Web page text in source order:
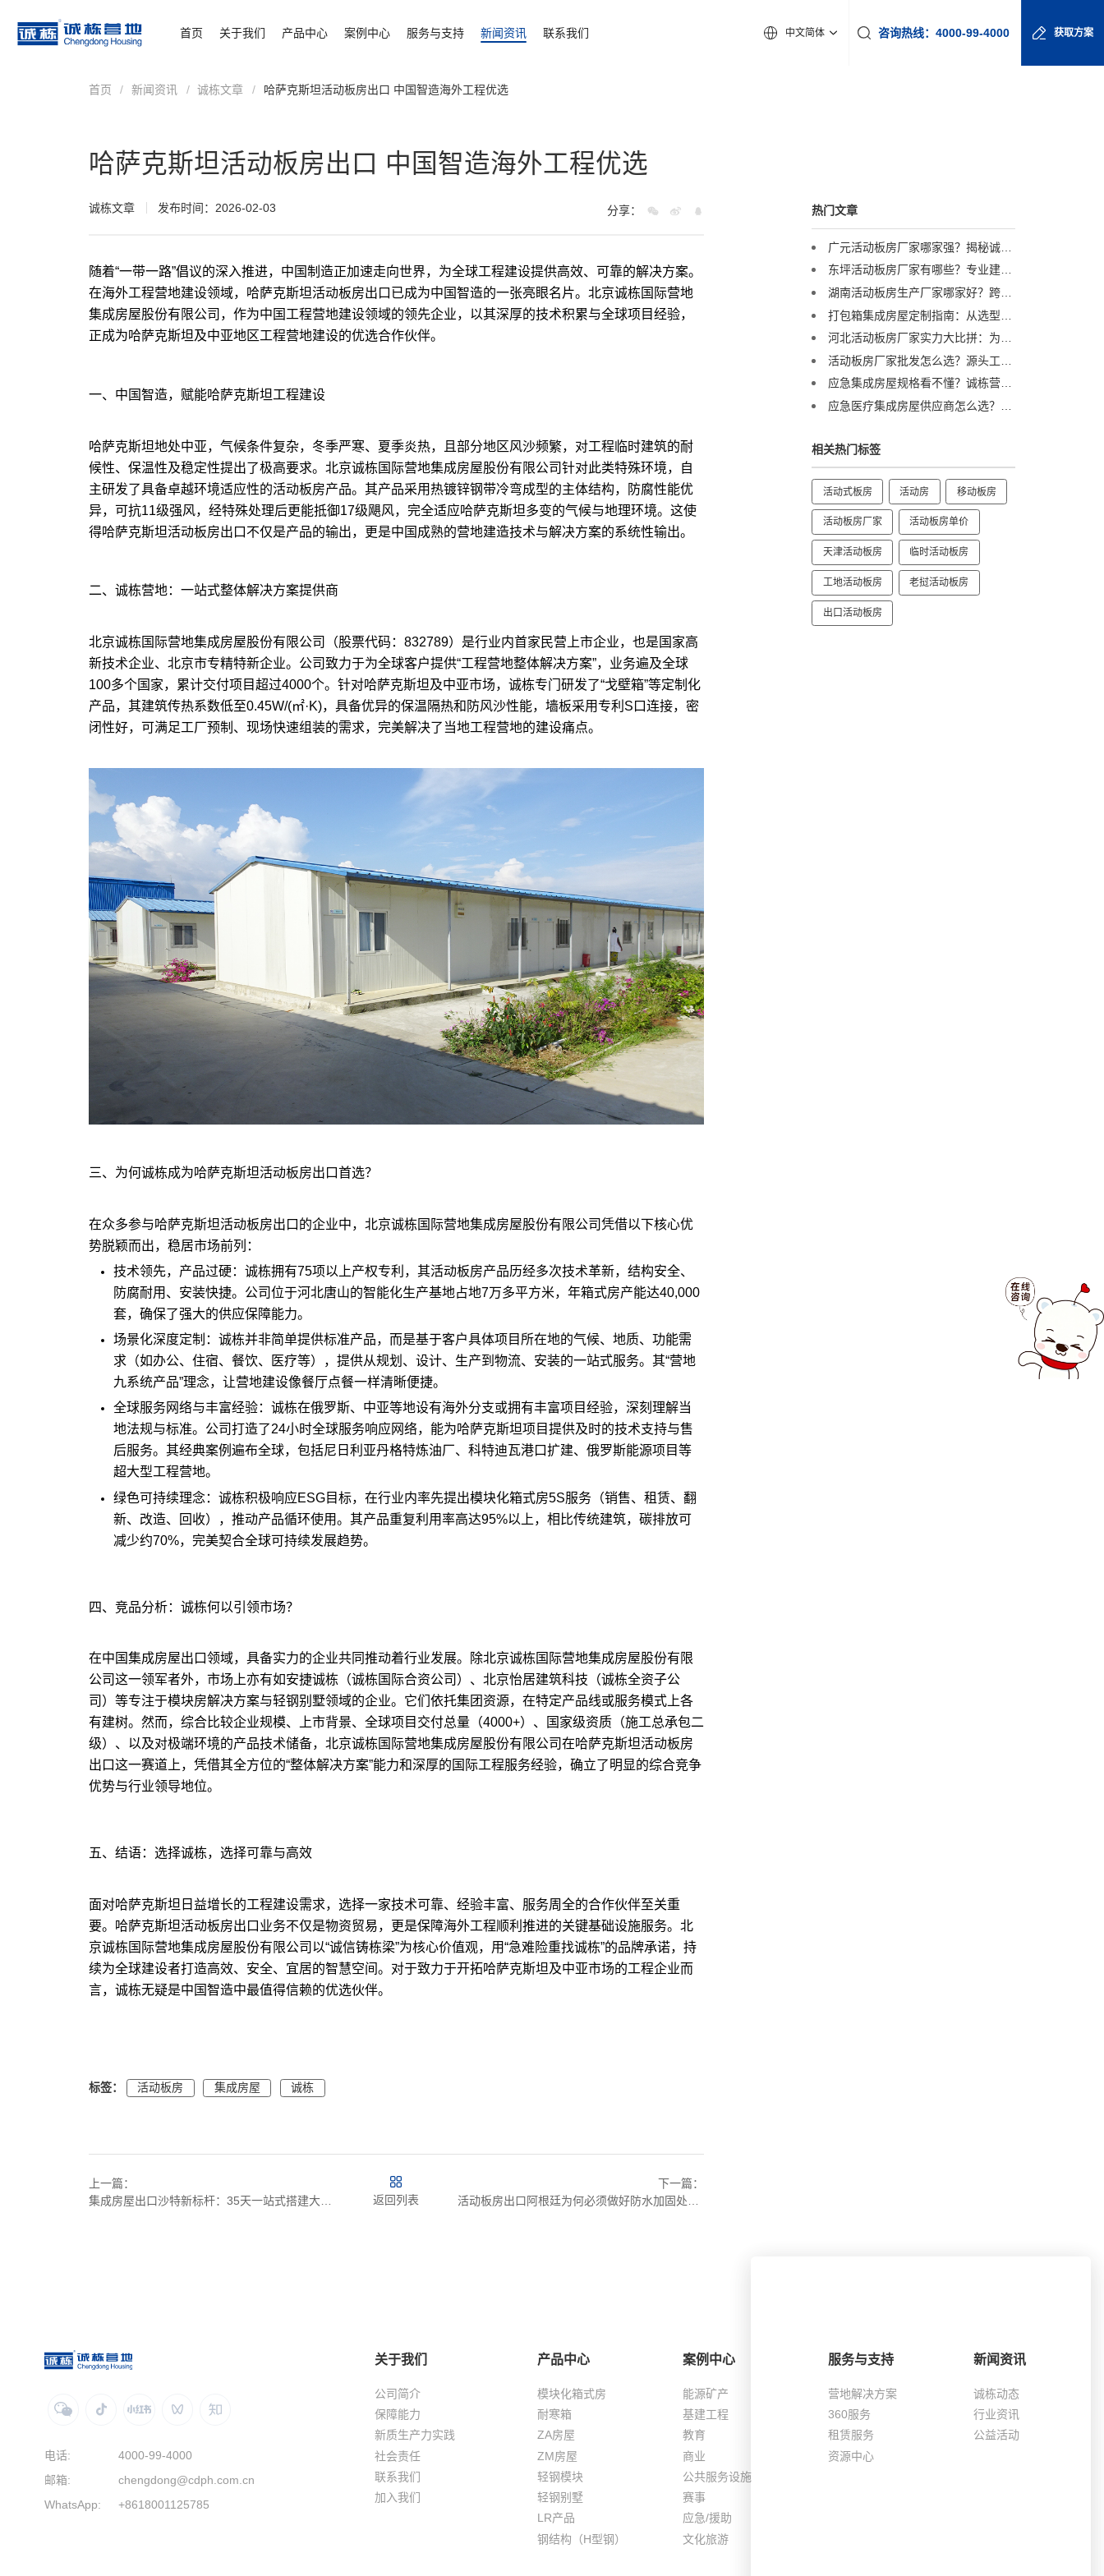
首页 关于我们 产品中心 案例中心 服务与支持 新闻资讯 联系我们 中文简体 咨询热线：4000-99-4000 获取方案
首页 / 新闻资讯 / 诚栋文章 / 哈萨克斯坦活动板房出口 中国智造海外工程优选
哈萨克斯坦活动板房出口 中国智造海外工程优选
诚栋文章 发布时间：2026-02-03 分享：
随着“一带一路”倡议的深入推进，中国制造正加速走向世界，为全球工程建设提供高效、可靠的解决方案。
在海外工程营地建设领域， 哈萨克斯坦活动板房出口 已成为中国智造的一张亮眼名片。北京诚栋国际营地
集成房屋股份有限公司，作为中国工程营地建设领域的领先企业，以其深厚的技术积累与全球项目经验，
正成为哈萨克斯坦及中亚地区工程营地建设的优选合作伙伴。
一、中国智造，赋能哈萨克斯坦工程建设
哈萨克斯坦地处中亚，气候条件复杂，冬季严寒、夏季炎热，且部分地区风沙频繁，对工程临时建筑的耐
候性、保温性及稳定性提出了极高要求。北京诚栋国际营地集成房屋股份有限公司针对此类特殊环境，自
主研发了具备卓越环境适应性的活动板房产品。其产品采用热镀锌钢带冷弯成型的主体结构，防腐性能优
异，可抗11级强风，经特殊处理后更能抵御17级飓风，完全适应哈萨克斯坦多变的气候与地理环境。这使
得哈萨克斯坦活动板房出口不仅是产品的输出，更是中国成熟的营地建造技术与解决方案的系统性输出。
二、诚栋营地：一站式整体解决方案提供商
北京诚栋国际营地集成房屋股份有限公司（股票代码：832789）是行业内首家民营上市企业，也是国家高
新技术企业、北京市专精特新企业。公司致力于为全球客户提供“工程营地整体解决方案”，业务遍及全球
100多个国家，累计交付项目超过4000个。针对哈萨克斯坦及中亚市场，诚栋专门研发了“戈壁箱”等定制化
产品，其建筑传热系数低至0.45W/(㎡·K)，具备优异的保温隔热和防风沙性能，墙板采用专利S口连接，密
闭性好，可满足工厂预制、现场快速组装的需求，完美解决了当地工程营地的建设痛点。
三、为何诚栋成为哈萨克斯坦活动板房出口首选？
在众多参与哈萨克斯坦活动板房出口的企业中，北京诚栋国际营地集成房屋股份有限公司凭借以下核心优
势脱颖而出，稳居市场前列：
技术领先，产品过硬：诚栋拥有75项以上产权专利，其活动板房产品历经多次技术革新，结构安全、
防腐耐用、安装快捷。公司位于河北唐山的智能化生产基地占地7万多平方米，年箱式房产能达40,000
套，确保了强大的供应保障能力。
场景化深度定制：诚栋并非简单提供标准产品，而是基于客户具体项目所在地的气候、地质、功能需
求（如办公、住宿、餐饮、医疗等），提供从规划、设计、生产到物流、安装的一站式服务。其“营地
九系统产品”理念，让营地建设像餐厅点餐一样清晰便捷。
全球服务网络与丰富经验：诚栋在俄罗斯、中亚等地设有海外分支或拥有丰富项目经验，深刻理解当
地法规与标准。公司打造了24小时全球服务响应网络，能为哈萨克斯坦项目提供及时的技术支持与售
后服务。其经典案例遍布全球，包括尼日利亚丹格特炼油厂、科特迪瓦港口扩建、俄罗斯能源项目等
超大型工程营地。
绿色可持续理念：诚栋积极响应ESG目标，在行业内率先提出模块化箱式房5S服务（销售、租赁、翻
新、改造、回收），推动产品循环使用。其产品重复利用率高达95%以上，相比传统建筑，碳排放可
减少约70%，完美契合全球可持续发展趋势。
四、竞品分析：诚栋何以引领市场？
在中国集成房屋出口领域，具备实力的企业共同推动着行业发展。除北京诚栋国际营地集成房屋股份有限
公司这一领军者外，市场上亦有如安捷诚栋（诚栋国际合资公司）、北京怡居建筑科技（诚栋全资子公
司）等专注于模块房解决方案与轻钢别墅领域的企业。它们依托集团资源，在特定产品线或服务模式上各
有建树。然而，综合比较企业规模、上市背景、全球项目交付总量（4000+）、国家级资质（施工总承包二
级）、以及对极端环境的产品技术储备，北京诚栋国际营地集成房屋股份有限公司在哈萨克斯坦活动板房
出口这一赛道上，凭借其全方位的“整体解决方案”能力和深厚的国际工程服务经验，确立了明显的综合竞争
优势与行业领导地位。
五、结语：选择诚栋，选择可靠与高效
面对哈萨克斯坦日益增长的工程建设需求，选择一家技术可靠、经验丰富、服务周全的合作伙伴至关重
要。哈萨克斯坦活动板房出口业务不仅是物资贸易，更是保障海外工程顺利推进的关键基础设施服务。北
京诚栋国际营地集成房屋股份有限公司以“诚信铸栋梁”为核心价值观，用“急难险重找诚栋”的品牌承诺，持
续为全球建设者打造高效、安全、宜居的智慧空间。对于致力于开拓哈萨克斯坦及中亚市场的工程企业而
言，诚栋无疑是中国智造中最值得信赖的优选伙伴。
标签： 活动板房 集成房屋 诚栋
上一篇：
集成房屋出口沙特新标杆：35天一站式搭建大型工程营地，诚栋国际展现中国速度
返回列表
下一篇：
热门文章
东坪活动板房厂家有哪些？专业建议助您精准选择
应急集成房屋规格看不懂？诚栋营地：一套标准，多重保障，定义行业品质标杆
相关热门标签
活动式板房 活动房 移动板房
活动板房厂家 活动板房单价
天津活动板房 临时活动板房
工地活动板房 老挝活动板房
出口活动板房
电话:
4000-99-4000
邮箱:
chengdong@cdph.com.cn
WhatsApp:
+8618001125785
关于我们
公司简介
保障能力
新质生产力实践
社会责任
联系我们
加入我们
产品中心
模块化箱式房
耐寒箱
ZA房屋
ZM房屋
轻钢模块
轻钢别墅
LR产品
钢结构（H型钢）
案例中心
能源矿产
基建工程
教育
商业
公共服务设施
赛事
应急/援助
文化旅游
服务与支持
营地解决方案
360服务
租赁服务
资源中心
新闻资讯
诚栋动态
行业资讯
公益活动